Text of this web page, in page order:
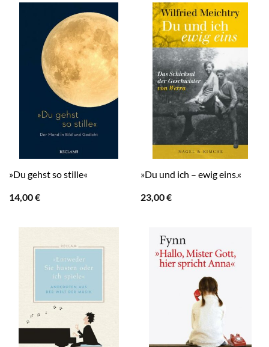
»Du gehst so stille«
14,00€
»Du und ich – ewig eins.«
23,00€